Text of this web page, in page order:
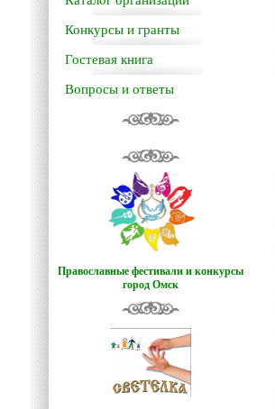
Конкурсы и гранты
Гостевая книга
Вопросы и ответы
Православные фестивали и конкурсы
город Омск